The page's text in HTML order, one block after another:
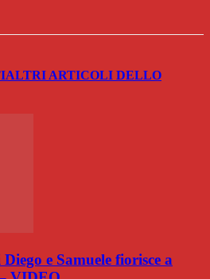
ALTRI ARTICOLI DELLO
e Samuele fiorisce a